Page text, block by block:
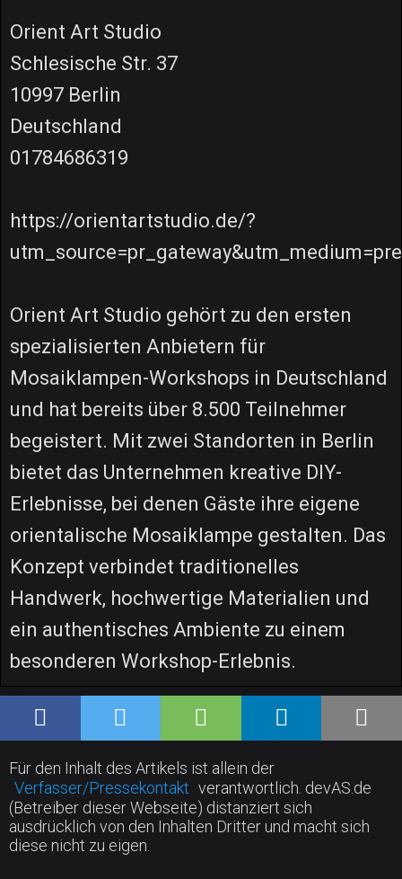
Orient Art Studio
Schlesische Str. 37
10997 Berlin
Deutschland
01784686319
https://orientartstudio.de/?
Orient Art Studio gehört zu den ersten
spezialisierten Anbietern für
Mosaiklampen-Workshops in Deutschland
und hat bereits über 8.500 Teilnehmer
begeistert. Mit zwei Standorten in Berlin
bietet das Unternehmen kreative DIY-
Erlebnisse, bei denen Gäste ihre eigene
orientalische Mosaiklampe gestalten. Das
Konzept verbindet traditionelles
Handwerk, hochwertige Materialien und
ein authentisches Ambiente zu einem
besonderen Workshop-Erlebnis.
Für den Inhalt des Artikels ist allein der
Verfasser/Pressekontakt verantwortlich. devAS.de
(Betreiber dieser Webseite) distanziert sich
ausdrücklich von den Inhalten Dritter und macht sich
diese nicht zu eigen.